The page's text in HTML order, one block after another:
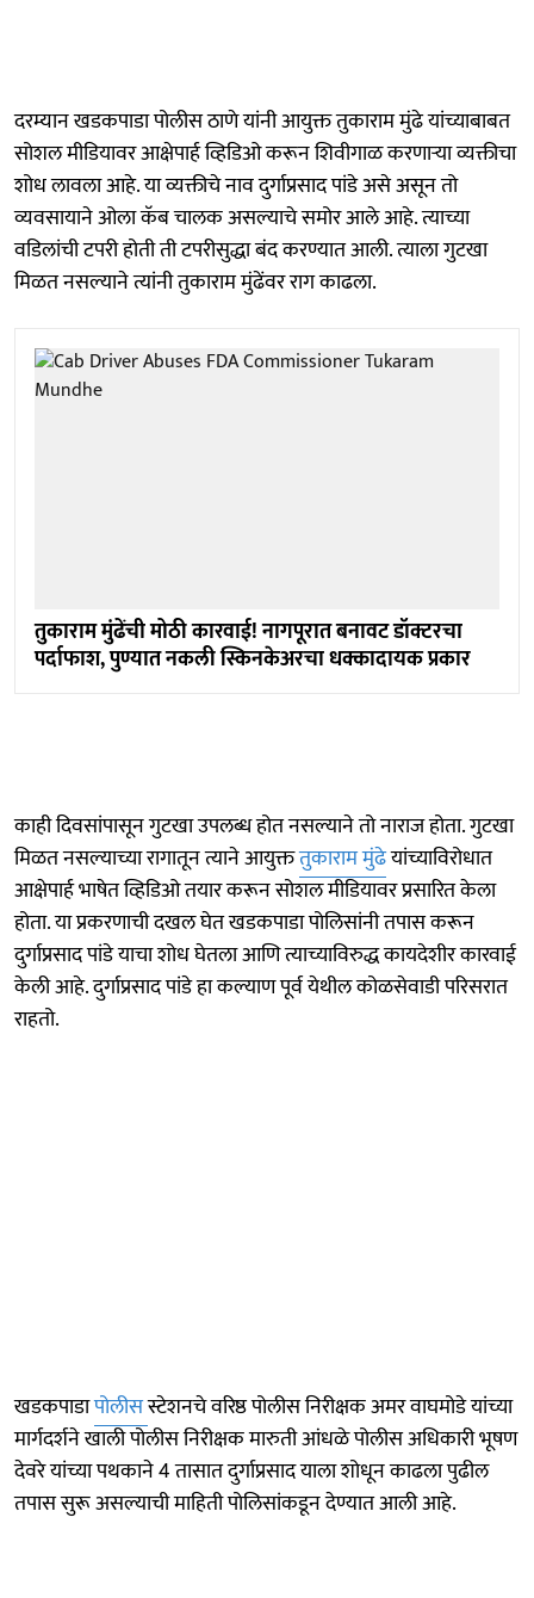
दरम्यान खडकपाडा पोलीस ठाणे यांनी आयुक्त तुकाराम मुंढे यांच्याबाबत
सोशल मीडियावर आक्षेपार्ह व्हिडिओ करून शिवीगाळ करणाऱ्या व्यक्तीचा
शोध लावला आहे. या व्यक्तीचे नाव दुर्गाप्रसाद पांडे असे असून तो
व्यवसायाने ओला कॅब चालक असल्याचे समोर आले आहे. त्याच्या
वडिलांची टपरी होती ती टपरीसुद्धा बंद करण्यात आली. त्याला गुटखा
मिळत नसल्याने त्यांनी तुकाराम मुंढेंवर राग काढला.
तुकाराम मुंढेंची मोठी कारवाई! नागपूरात बनावट डॉक्टरचा
पर्दाफाश, पुण्यात नकली स्किनकेअरचा धक्कादायक प्रकार
काही दिवसांपासून गुटखा उपलब्ध होत नसल्याने तो नाराज होता. गुटखा
मिळत नसल्याच्या रागातून त्याने आयुक्ततुकाराम मुंढेयांच्याविरोधात
आक्षेपार्ह भाषेत व्हिडिओ तयार करून सोशल मीडियावर प्रसारित केला
होता. या प्रकरणाची दखल घेत खडकपाडा पोलिसांनी तपास करून
दुर्गाप्रसाद पांडे याचा शोध घेतला आणि त्याच्याविरुद्ध कायदेशीर कारवाई
केली आहे. दुर्गाप्रसाद पांडे हा कल्याण पूर्व येथील कोळसेवाडी परिसरात
राहतो.
खडकपाडापोलीसस्टेशनचे वरिष्ठ पोलीस निरीक्षक अमर वाघमोडे यांच्या
मार्गदर्शने खाली पोलीस निरीक्षक मारुती आंधळे पोलीस अधिकारी भूषण
देवरे यांच्या पथकाने 4 तासात दुर्गाप्रसाद याला शोधून काढला पुढील
तपास सुरू असल्याची माहिती पोलिसांकडून देण्यात आली आहे.